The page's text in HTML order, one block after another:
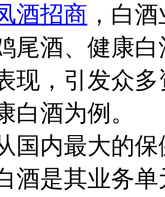
酒招商 ，白
尾酒、健康
现，引发众
酒为例。
内最大的保
酒是其业务